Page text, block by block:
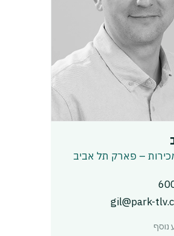
– פארק תל אביב
gil@park-
נוסף